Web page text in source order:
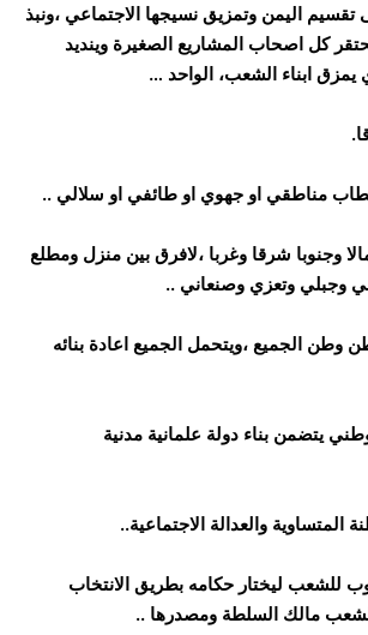
اليمن وتمزيق نسيجها الاجتماعي ،ونبذ
كل اصحاب المشاريع الصغيرة وينديد
يمزق ابناء الشعب، الواحد …
مناطقي او جهوي او طائفي او سلالي ..
وجنوبا شرقا وغربا ،لافرق بين منزل ومطلع
وجبلي وتعزي وصنعاني ..
وطن الجميع ،ويتحمل الجميع اعادة بنائه
يتضمن بناء دولة علمانية مدنية
المتساوية والعدالة الاجتماعية..
للشعب ليختار حكامه بطريق الانتخاب
مالك السلطة ومصدرها ..